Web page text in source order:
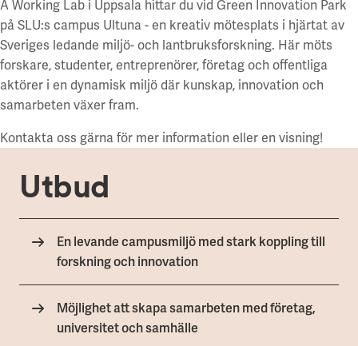
Campus Lund Centrum
Campus Lund LTH
Campus Lund Universitetsplatån
Campus Alnarp
Linköping/Norrköping
Campus Norrköping
Örebro/Grythyttan
Campus Örebro
Campus Grythyttan
Campus Umeå
Luleå
Zoologen
Vitsippan
Finansiering
Grön finansiering
EMTN-prospekt
För leverantörer
Akademiska Hus som beställare
Policys och riktlinjer
Faktureringsinfo
Kravportal
Aktuellt
Nyheter
Utveckling
A Working Lab i Uppsala hittar du vid Green Innovation Park
på SLU:s campus Ultuna - en kreativ mötesplats i hjärtat av
Sveriges ledande miljö- och lantbruksforskning. Här möts
forskare, studenter, entreprenörer, företag och offentliga
aktörer i en dynamisk miljö där kunskap, innovation och
samarbeten växer fram.
Kontakta oss gärna för mer information eller en visning!
Utbud
En levande campusmiljö med stark koppling till
forskning och innovation
Möjlighet att skapa samarbeten med företag,
universitet och samhälle